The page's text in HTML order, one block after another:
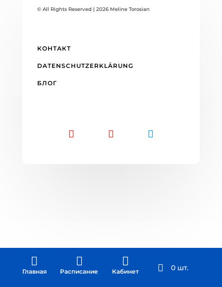

Главная

Расписание

Кабинет 0 шт.
© All Rights Reserved | 2026 Meline Torosian
КОНТАКТ
DATENSCHUTZERKLÄRUNG
БЛОГ